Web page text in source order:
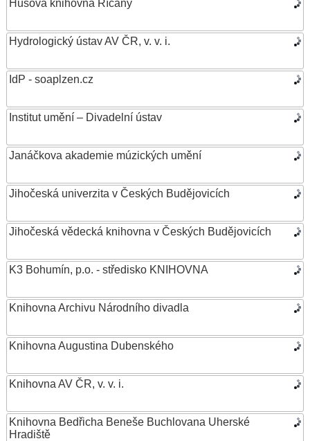
Husova knihovna Říčany
Hydrologický ústav AV ČR, v. v. i.
IdP - soaplzen.cz
Institut umění – Divadelní ústav
Janáčkova akademie múzických umění
Jihočeská univerzita v Českých Budějovicích
Jihočeská vědecká knihovna v Českých Budějovicích
K3 Bohumín, p.o. - středisko KNIHOVNA
Knihovna Archivu Národního divadla
Knihovna Augustina Dubenského
Knihovna AV ČR, v. v. i.
Knihovna Bedřicha Beneše Buchlovana Uherské
Hradiště